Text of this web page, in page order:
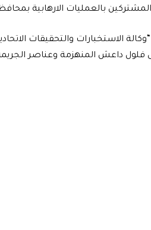
بالعمليات الارهابية
الاستخبارات والتحقيقات
فلول داعش المنهزمة وعناصر الجريمة